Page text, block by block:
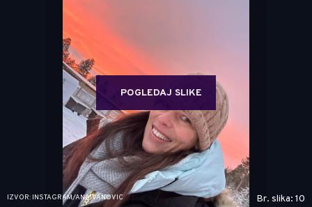
POGLEDAJ SLIKE
IZVOR: INSTAGRAM/ANAIVANOVIC Br. slika: 10